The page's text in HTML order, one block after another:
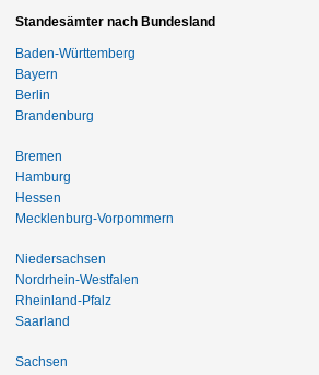
Standesämter nach Bundesland
Baden-Württemberg
Bayern
Berlin
Brandenburg
Bremen
Hamburg
Hessen
Mecklenburg-Vorpommern
Niedersachsen
Nordrhein-Westfalen
Rheinland-Pfalz
Saarland
Sachsen